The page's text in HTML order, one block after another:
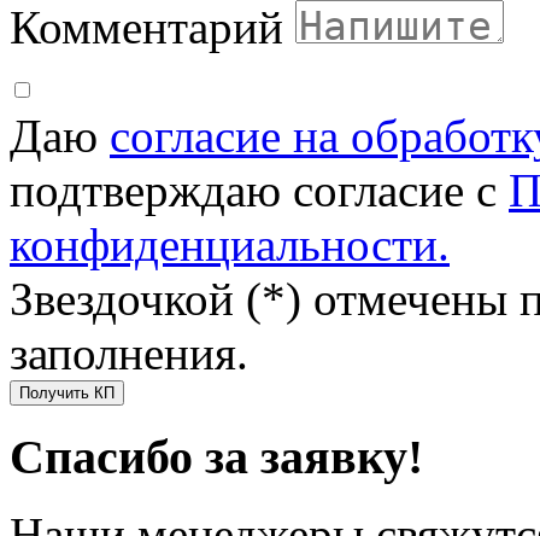
Комментарий
Даю согласие на
подтверждаю согласие с
конфиденциальности.
Звездочкой (*) отмечены
заполнения.
Получить КП
Спасибо за заявку!